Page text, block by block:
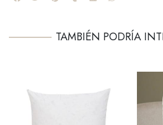
TAMBIÉN PODRÍA